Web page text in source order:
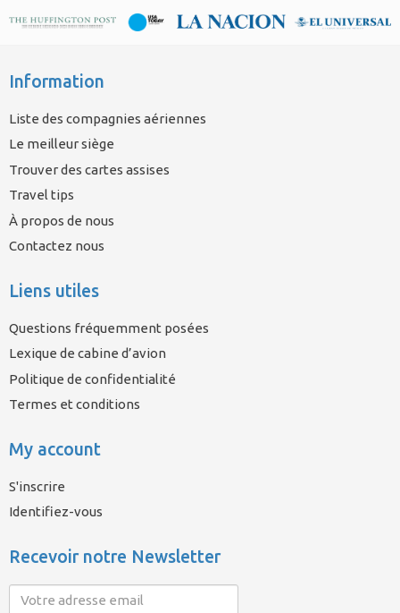
Information
Liste des compagnies aériennes
Le meilleur siège
Trouver des cartes assises
Travel tips
À propos de nous
Contactez nous
Liens utiles
Questions fréquemment posées
Lexique de cabine d’avion
Politique de confidentialité
Termes et conditions
My account
S'inscrire
Identifiez-vous
Recevoir notre Newsletter